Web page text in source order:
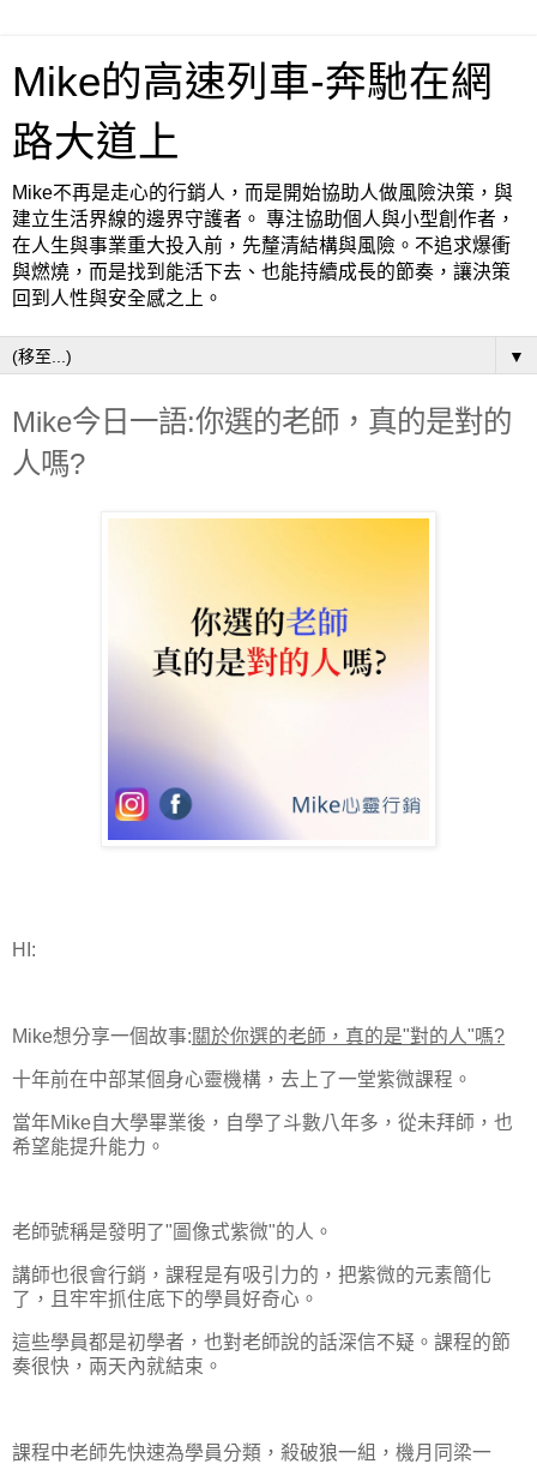
Mike的高速列車-奔馳在網
路大道上
Mike不再是走心的行銷人，而是開始協助人做風險決策，與
建立生活界線的邊界守護者。 專注協助個人與小型創作者，
在人生與事業重大投入前，先釐清結構與風險。不追求爆衝
與燃燒，而是找到能活下去、也能持續成長的節奏，讓決策
回到人性與安全感之上。
▼
Mike今日一語:你選的老師，真的是對的
人嗎?
HI:
Mike想分享一個故事:關於你選的老師，真的是"對的人"嗎?
十年前在中部某個身心靈機構，去上了一堂紫微課程。
當年Mike自大學畢業後，自學了斗數八年多，從未拜師，也
希望能提升能力。
老師號稱是發明了"圖像式紫微"的人。
講師也很會行銷，課程是有吸引力的，把紫微的元素簡化
了，且牢牢抓住底下的學員好奇心。
這些學員都是初學者，也對老師說的話深信不疑。課程的節
奏很快，兩天內就結束。
課程中老師先快速為學員分類，殺破狼一組，機月同梁一